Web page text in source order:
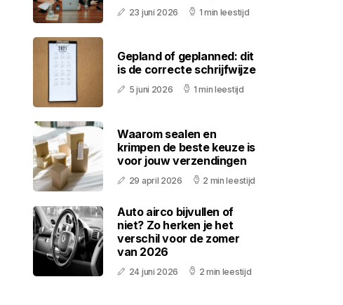
23 juni 2026 1 min leestijd
Gepland of geplanned: dit
is de correcte schrijfwijze
5 juni 2026 1 min leestijd
Waarom sealen en
krimpen de beste keuze is
voor jouw verzendingen
29 april 2026 2 min leestijd
Auto airco bijvullen of
niet? Zo herken je het
verschil voor de zomer
van 2026
24 juni 2026 2 min leestijd